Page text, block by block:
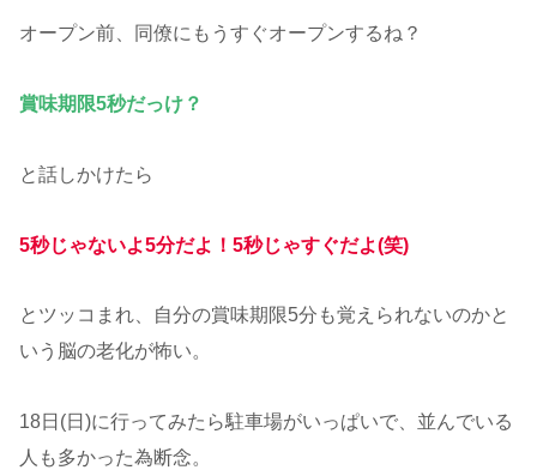
オープン前、同僚にもうすぐオープンするね？
賞味期限5秒だっけ？
と話しかけたら
5秒じゃないよ5分だよ！5秒じゃすぐだよ(笑)
とツッコまれ、自分の賞味期限5分も覚えられないのかと
いう脳の老化が怖い。
18日(日)に行ってみたら駐車場がいっぱいで、並んでいる
人も多かった為断念。